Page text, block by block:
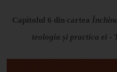
Capitolul 6 din cartea
teologia și practica ei -